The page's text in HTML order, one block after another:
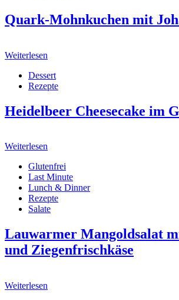
Quark-Mohnkuchen mit
Weiterlesen
Dessert
Rezepte
Heidelbeer Cheesecake im
Weiterlesen
Glutenfrei
Last Minute
Lunch & Dinner
Rezepte
Salate
Lauwarmer Mangoldsalat
und Ziegenfrischkäse
Weiterlesen